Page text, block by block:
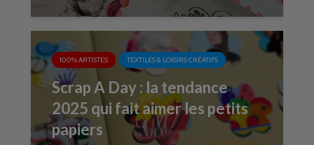
100% ARTISTES TEXTILES & LOISIRS CRÉATIFS
Scrap A Day : la tendance
2025 qui fait aimer les petits
papiers